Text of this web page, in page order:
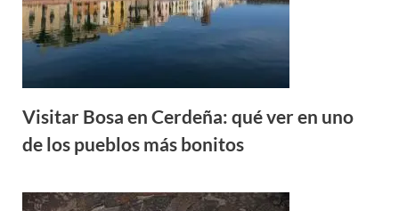
Visitar Bosa en Cerdeña: qué ver en uno
de los pueblos más bonitos